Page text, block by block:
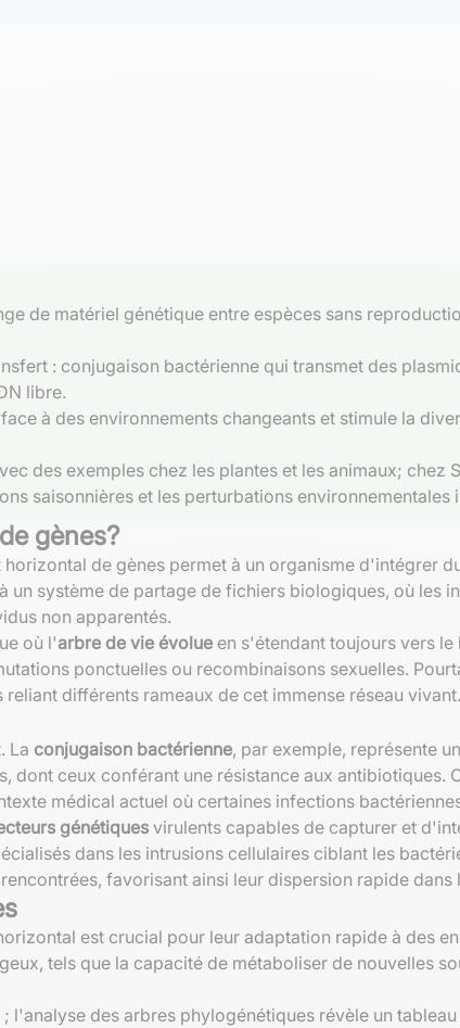
de matériel génétique entre espèces sans
: conjugaison bactérienne qui transmet des
libre.
à des environnements changeants et stimule la
des exemples chez les plantes et les animaux;
saisonnières et les perturbations
gènes?
de gènes permet à un organisme d'intégrer
un système de partage de fichiers biologiques, où les
non apparentés.
où l'arbre de vie évolue en s'étendant toujours vers
ponctuelles ou recombinaisons sexuelles.
différents rameaux de cet immense réseau vivant.
La conjugaison bactérienne, par exemple, représente
dont ceux conférant une résistance aux antibiotiques.
médical actuel où certaines infections
génétiquesvirulents capables de capturer et
dans les intrusions cellulaires ciblant les
favorisant ainsi leur dispersion rapide
est crucial pour leur adaptation rapide à des
tels que la capacité de métaboliser de nouvelles
l'analyse des arbres phylogénétiques révèle un